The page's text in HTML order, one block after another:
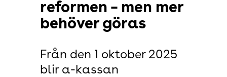
reformen – men mer
behöver göras
Från den 1 oktober 2025
blir a-kassan